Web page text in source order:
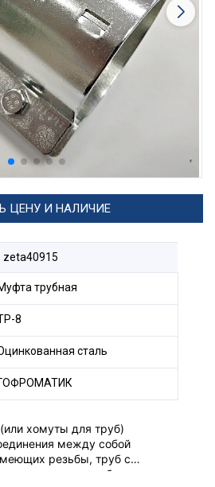
ЦЕНУ И НАЛИЧИЕ
zeta40915
трубная
8
сталь
(или хомуты для труб)
между собой
резьбы, труб с
вводными патрубками
и болтов с гайками